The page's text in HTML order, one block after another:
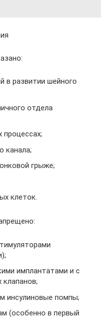
в развитии шейного
отдела
процессах;
канала;
грыже;
клеток.
имплантатами и с
инсулиновые помпы;
(особенно в первый